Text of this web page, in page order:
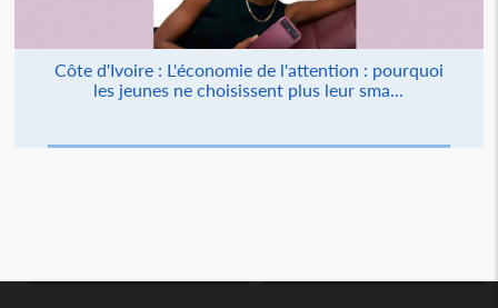
Côte d'Ivoire : L'économie de l'attention : pourquoi
les jeunes ne choisissent plus leur sma...